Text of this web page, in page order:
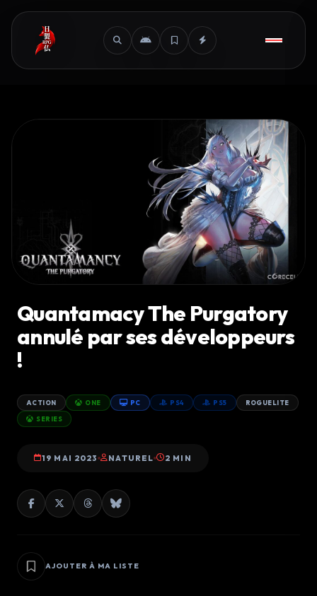
Quantamacy The Purgatory
annulé par ses développeurs
!
ACTION ONE PC PS4 PS5 ROGUELITE
SERIES
19 MAI 2023 NATUREL 2 MIN
AJOUTER À MA LISTE